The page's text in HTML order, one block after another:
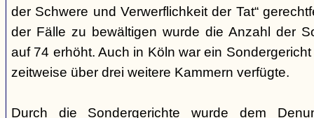
der Schwere und Verwerflichkeit der Tat“
der Fälle zu bewältigen wurde die Anzahl der
auf 74 erhöht. Auch in Köln war ein
zeitweise über drei weitere Kammern verfügte.
Durch die Sondergerichte wurde dem